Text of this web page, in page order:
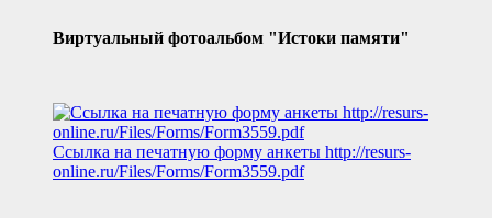
Виртуальный фотоальбом "Истоки памяти"
Ссылка на печатную форму анкеты http://resurs-
online.ru/Files/Forms/Form3559.pdf